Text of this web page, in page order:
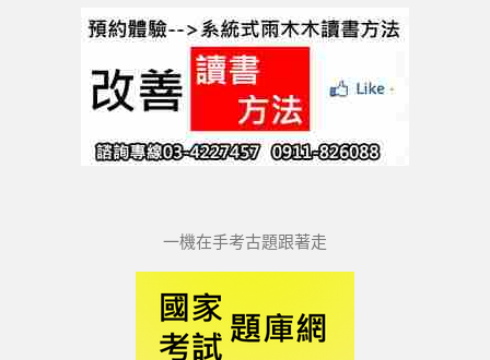
一機在手考古題跟著走